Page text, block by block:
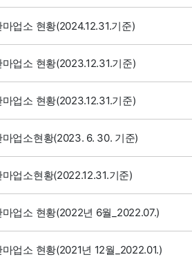
마업소 현황(2024.12.31.기준)
마업소 현황(2023.12.31.기준)
마업소 현황(2023.12.31.기준)
마업소현황(2023. 6. 30. 기준)
마업소현황(2022.12.31.기준)
마업소 현황(2022년 6월_2022.07.)
마업소 현황(2021년 12월_2022.01.)